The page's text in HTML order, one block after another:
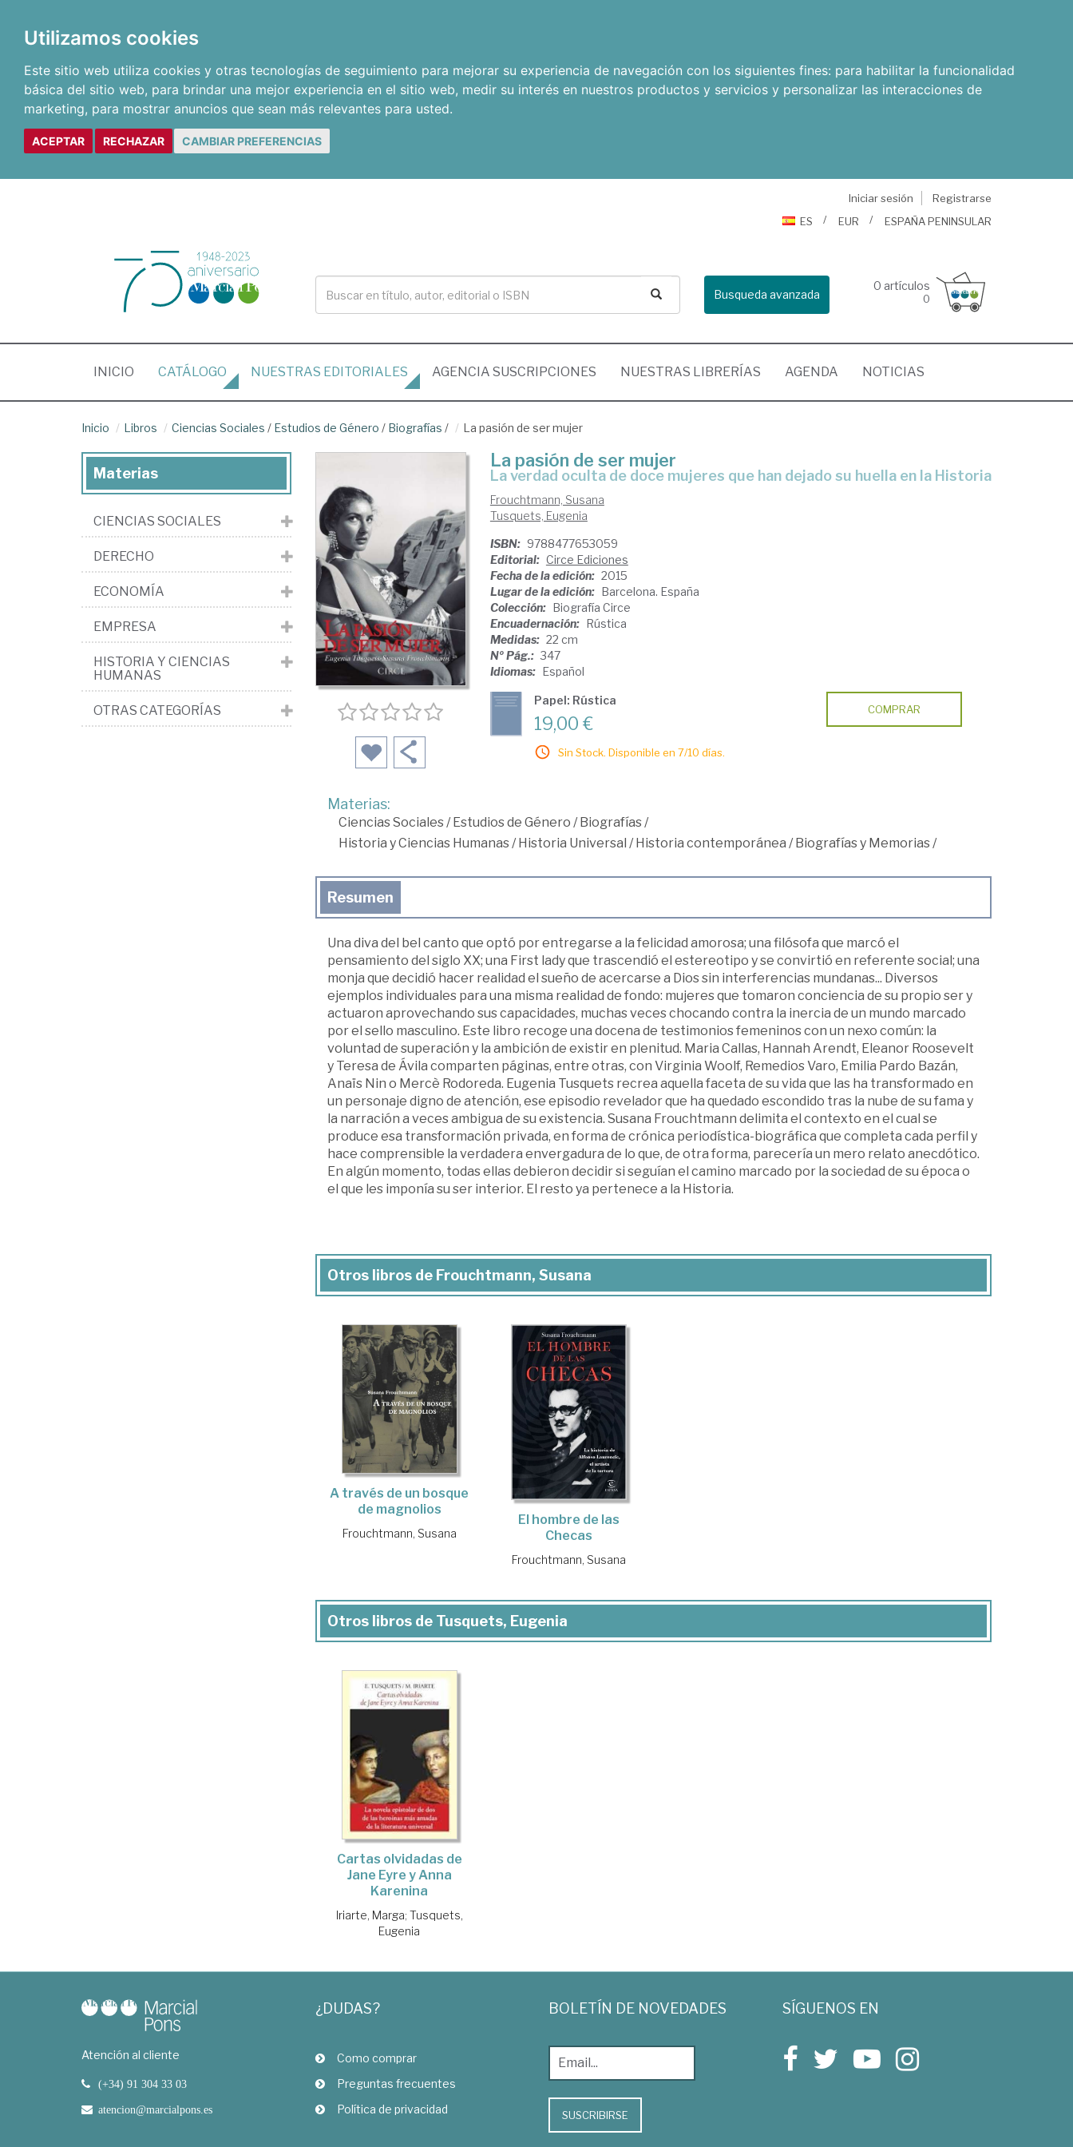
Utilizamos cookies
Este sitio web utiliza cookies y otras tecnologías de seguimiento para mejorar su experiencia de navegación con los siguientes fines: para habilitar la funcionalidad
básica del sitio web, para brindar una mejor experiencia en el sitio web, medir su interés en nuestros productos y servicios y personalizar las interacciones de
marketing, para mostrar anuncios que sean más relevantes para usted.
ACEPTAR RECHAZAR CAMBIAR PREFERENCIAS
Iniciar sesión
Registrarse
ES
EUR ESPAÑA PENINSULAR
Busqueda avanzada
0 artículos
0
INICIO (CURRENT)
CATÁLOGO NUESTRAS EDITORIALES AGENCIA SUSCRIPCIONES NUESTRAS LIBRERÍAS AGENDA NOTICIAS
Inicio Libros Ciencias Sociales / Estudios de Género / Biografías / La pasión de ser mujer
La pasión de ser mujer
la verdad oculta de doce mujeres que han dejado su huella en la Historia
Frouchtmann, Susana
Tusquets, Eugenia
ISBN: 9788477653059
Editorial: Circe Ediciones
Fecha de la edición: 2015
Lugar de la edición: Barcelona. España
Colección: Biografía Circe
Encuadernación: Rústica
Medidas: 22 cm
Nº Pág.: 347
Idiomas: Español
Papel: Rústica
19,00 €
Sin Stock. Disponible en 7/10 días.
COMPRAR
Materias:
Ciencias Sociales/Estudios de Género /Biografías/
Historia y Ciencias Humanas/Historia Universal /Historia contemporánea /Biografías y Memorias/
Resumen
Una diva del bel canto que optó por entregarse a la felicidad amorosa; una filósofa que marcó el
pensamiento del siglo XX; una First lady que trascendió el estereotipo y se convirtió en referente social; una
monja que decidió hacer realidad el sueño de acercarse a Dios sin interferencias mundanas... Diversos
ejemplos individuales para una misma realidad de fondo: mujeres que tomaron conciencia de su propio ser y
actuaron aprovechando sus capacidades, muchas veces chocando contra la inercia de un mundo marcado
por el sello masculino. Este libro recoge una docena de testimonios femeninos con un nexo común: la
voluntad de superación y la ambición de existir en plenitud. Maria Callas, Hannah Arendt, Eleanor Roosevelt
y Teresa de Ávila comparten páginas, entre otras, con Virginia Woolf, Remedios Varo, Emilia Pardo Bazán,
Anaïs Nin o Mercè Rodoreda. Eugenia Tusquets recrea aquella faceta de su vida que las ha transformado en
un personaje digno de atención, ese episodio revelador que ha quedado escondido tras la nube de su fama y
la narración a veces ambigua de su existencia. Susana Frouchtmann delimita el contexto en el cual se
produce esa transformación privada, en forma de crónica periodística-biográfica que completa cada perfil y
hace comprensible la verdadera envergadura de lo que, de otra forma, parecería un mero relato anecdótico.
En algún momento, todas ellas debieron decidir si seguían el camino marcado por la sociedad de su época o
el que les imponía su ser interior. El resto ya pertenece a la Historia.
Otros libros de Frouchtmann, Susana
A través de un bosque
de magnolios
Frouchtmann, Susana
El hombre de las
Checas
Frouchtmann, Susana
Otros libros de Tusquets, Eugenia
Cartas olvidadas de
Jane Eyre y Anna
Karenina
Iriarte, Marga; Tusquets,
Eugenia
Materias
CIENCIAS SOCIALES
DERECHO
ECONOMÍA
EMPRESA
HISTORIA Y CIENCIAS
HUMANAS
OTRAS CATEGORÍAS
Atención al cliente
(+34) 91 304 33 03
atencion@marcialpons.es
¿DUDAS?
Como comprar
Preguntas frecuentes
Política de privacidad
BOLETÍN DE NOVEDADES
SUSCRIBIRSE
SÍGUENOS EN